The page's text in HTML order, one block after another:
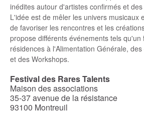
inédites autour d'artistes confirmés et
L'idée est de mêler les univers musicaux
de favoriser les rencontres et les
propose différents événements tels qu'un
résidences à l'Alimentation Générale,
et des Workshops.
Festival des Rares Talents
Maison des associations
35-37 avenue de la résistance
93100 Montreuil